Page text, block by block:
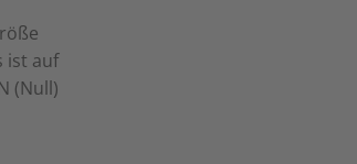
ist auf
(Null)